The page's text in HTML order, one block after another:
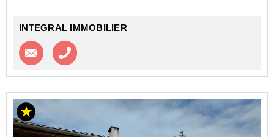
INTEGRAL IMMOBILIER
Contacter l'agence